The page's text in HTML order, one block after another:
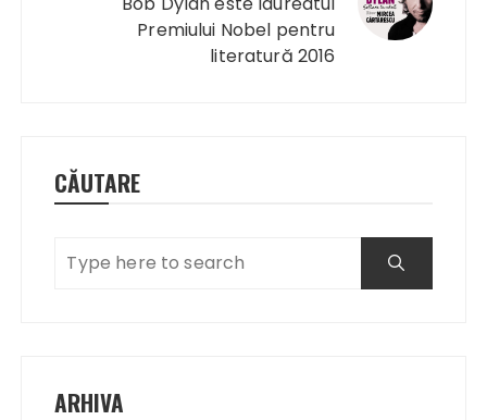
Premiului Nobel pentru
literatură 2016
CĂUTARE
ARHIVA